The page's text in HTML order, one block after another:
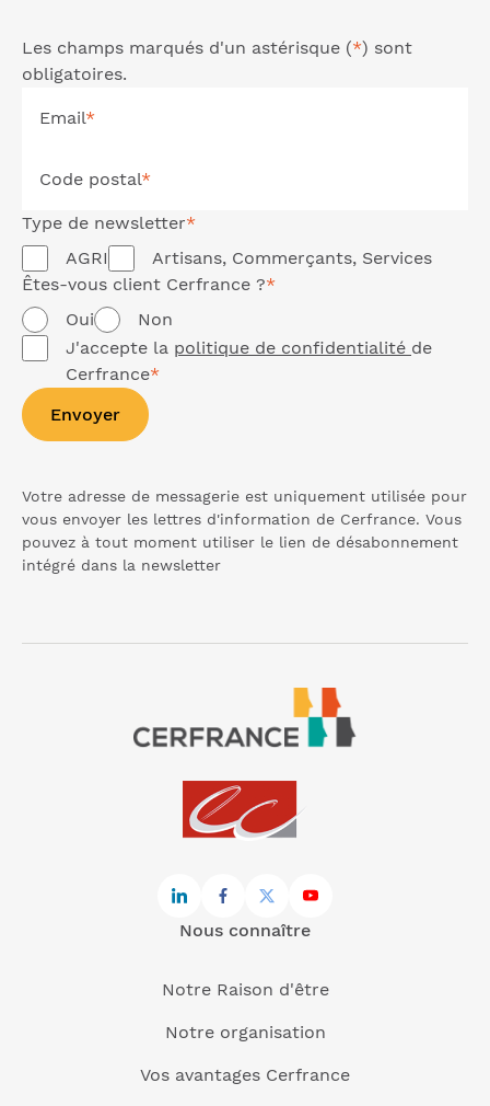
Les champs marqués d'un astérisque (*) sont
obligatoires.
Email*
Code postal*
Type de newsletter*
AGRI
Artisans, Commerçants, Services
Êtes-vous client Cerfrance ?*
Oui
Non
J'accepte la politique de confidentialité de
Cerfrance*
Envoyer
Votre adresse de messagerie est uniquement utilisée pour
vous envoyer les lettres d'information de Cerfrance. Vous
pouvez à tout moment utiliser le lien de désabonnement
intégré dans la newsletter
Nous connaître
Notre Raison d'être
Notre organisation
Vos avantages Cerfrance